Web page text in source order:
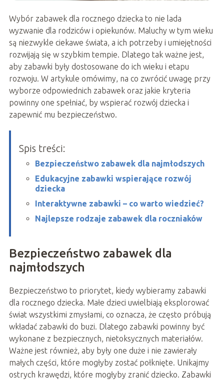
Wybór zabawek dla rocznego dziecka to nie lada
wyzwanie dla rodziców i opiekunów. Maluchy w tym wieku
są niezwykle ciekawe świata, a ich potrzeby i umiejętności
rozwijają się w szybkim tempie. Dlatego tak ważne jest,
aby zabawki były dostosowane do ich wieku i etapu
rozwoju. W artykule omówimy, na co zwrócić uwagę przy
wyborze odpowiednich zabawek oraz jakie kryteria
powinny one spełniać, by wspierać rozwój dziecka i
zapewnić mu bezpieczeństwo.
Spis treści:
Bezpieczeństwo zabawek dla najmłodszych
Edukacyjne zabawki wspierające rozwój
dziecka
Interaktywne zabawki – co warto wiedzieć?
Najlepsze rodzaje zabawek dla roczniaków
Bezpieczeństwo zabawek dla
najmłodszych
Bezpieczeństwo to priorytet, kiedy wybieramy zabawki
dla rocznego dziecka. Małe dzieci uwielbiają eksplorować
świat wszystkimi zmysłami, co oznacza, że często próbują
wkładać zabawki do buzi. Dlatego zabawki powinny być
wykonane z bezpiecznych, nietoksycznych materiałów.
Ważne jest również, aby były one duże i nie zawierały
małych części, które mogłyby zostać połknięte. Unikajmy
ostrych krawędzi, które mogłyby zranić dziecko. Zabawki